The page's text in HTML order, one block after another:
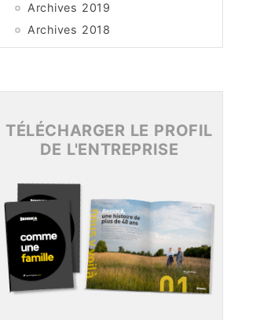
Archives 2019
Archives 2018
Archives 2017
Archives 2015
TÉLÉCHARGER LE PROFIL
DE L'ENTREPRISE